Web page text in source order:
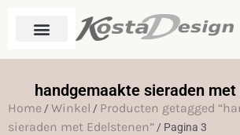
handgemaakte sieraden met
Home /Winkel / Producten getagged
sieraden met Edelstenen” / Pagina 3